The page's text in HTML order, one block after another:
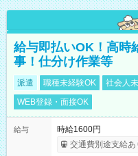
給与即払いOK！高時
事！仕分け作業等
派遣 職種未経験OK 社会人
WEB登録・面接OK
給与
時給1600円
交通費別途支給あ